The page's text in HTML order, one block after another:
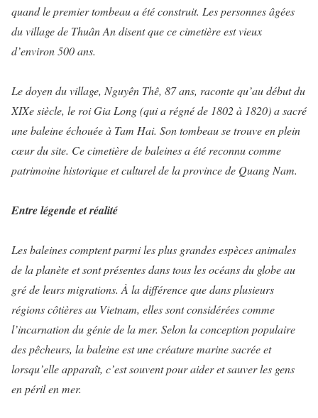
quand le premier tombeau a été construit. Les personnes âgées
du village de Thuân An disent que ce cimetière est vieux
d’environ 500 ans.
Le doyen du village, Nguyên Thê, 87 ans, raconte qu’au début du
XIXe siècle, le roi Gia Long (qui a régné de 1802 à 1820) a sacré
une baleine échouée à Tam Hai. Son tombeau se trouve en plein
cœur du site. Ce cimetière de baleines a été reconnu comme
patrimoine historique et culturel de la province de Quang Nam.
Entre légende et réalité
Les baleines comptent parmi les plus grandes espèces animales
de la planète et sont présentes dans tous les océans du globe au
gré de leurs migrations. À la différence que dans plusieurs
régions côtières au Vietnam, elles sont considérées comme
l’incarnation du génie de la mer. Selon la conception populaire
des pêcheurs, la baleine est une créature marine sacrée et
lorsqu’elle apparaît, c’est souvent pour aider et sauver les gens
en péril en mer.